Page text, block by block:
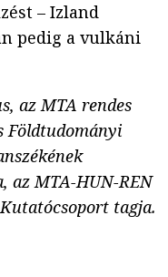
– Izland
pedig a vulkáni
az MTA rendes
Földtudományi
az MTA-HUN-REN
tagja.